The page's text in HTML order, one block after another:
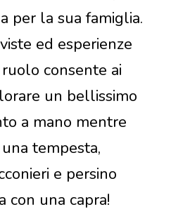
per la sua famiglia.
ed esperienze
consente ai
un bellissimo
a mano mentre
tempesta,
e persino
con una capra!